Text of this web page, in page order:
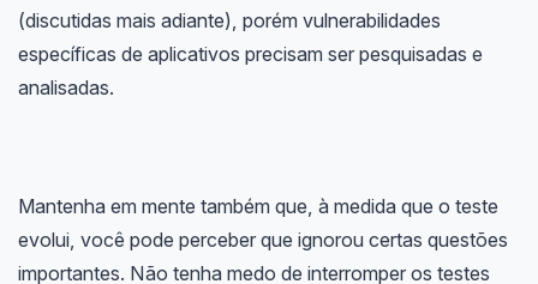
(discutidas mais adiante), porém vulnerabilidades
específicas de aplicativos precisam ser pesquisadas e
analisadas.
Mantenha em mente também que, à medida que o teste
evolui, você pode perceber que ignorou certas questões
importantes. Não tenha medo de interromper os testes